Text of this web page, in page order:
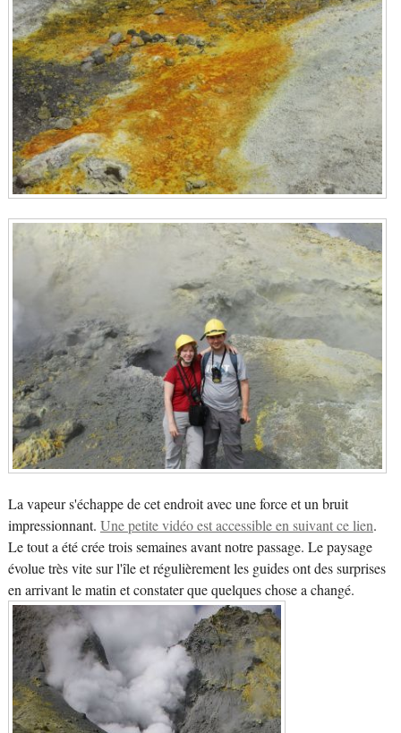
La vapeur s'échappe de cet endroit avec une force et un bruit
impressionnant. Une petite vidéo est accessible en suivant ce lien.
Le tout a été crée trois semaines avant notre passage. Le paysage
évolue très vite sur l'île et régulièrement les guides ont des surprises
en arrivant le matin et constater que quelques chose a changé.